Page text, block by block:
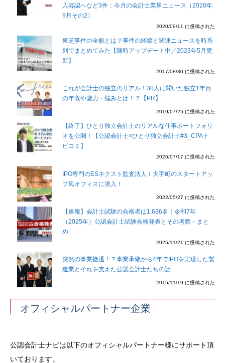
入容認へなど3件：今月の会計士業界ニュース（2020年
9月その2）
2020/09/11 に投稿された
東芝事件の全貌とは？事件の経緯と関連ニュースを時系
列でまとめてみた【随時アップデート中／2023年5月更
新】
2017/08/30 に投稿された
これが会計士の独立のリアル！30人に聞いた独立1年目
の年収や魅力・悩みとは！？【PR】
2019/07/25 に投稿された
【終了】ひとり独立会計士のリアルな仕事ポートフォリ
オを公開！【公認会計士×ひとり独立会計士#3_CPAナ
ビコミ】
2026/07/17 に投稿された
IPO専門のESネクスト監査法人！大手町のスタートアッ
プ風オフィスに潜入！
2022/05/27 に投稿された
【速報】会計士試験の合格者は1,636名！令和7年
（2025年）公認会計士試験合格発表とその考察・まと
め
2025/11/21 に投稿された
突然の事業撤退！？事業承継から4年でIPOを実現した製
造業とそれを支えた公認会計士たちの話
2015/11/19 に投稿された
オフィシャルパートナー企業
公認会計士ナビは以下のオフィシャルパートナー様にサポート頂
いております。